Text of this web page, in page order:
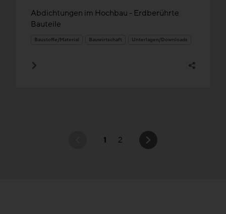
Abdichtungen im Hochbau - Erdberührte
Bauteile
Baustoffe/Material Bauwirtschaft Unterlagen/Downloads
1 2